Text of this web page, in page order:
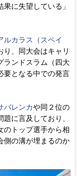
に失望している」
ルカラス（スペイ
り、同大会はキャリ
ランドスラム（四大
要となる中での発言
バレンカや同２位の
題に言及しており、
のトップ選手から相
側の溝が埋まるのか